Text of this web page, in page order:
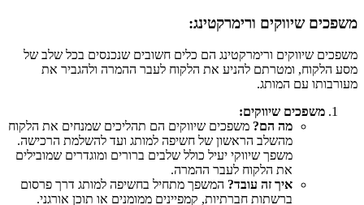
משפכים שיווקים ורימרקטינג:
משפכים שיווקים ורימרקטינג הם כלים חשובים שנכנסים בכל שלב של
מסע הלקוח, ומטרתם להניע את הלקוח לעבר ההמרה ולהגביר את
מעורבותו עם המותג.
משפכים שיווקים:
מה הם? משפכים שיווקים הם תהליכים שמנחים את הלקוח
מהשלב הראשון של חשיפה למותג ועד להשלמת הרכישה.
משפך שיווקי יעיל כולל שלבים ברורים ומוגדרים שמובילים
את הלקוח לעבר ההמרה.
איך זה עובד? המשפך מתחיל בחשיפה למותג דרך פרסום
ברשתות חברתיות, קמפיינים ממומנים או תוכן אורגני.